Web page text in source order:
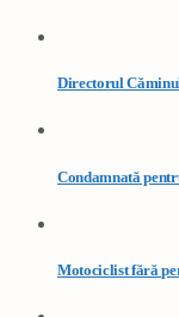
Directorul
Condamnată
Motociclist fără